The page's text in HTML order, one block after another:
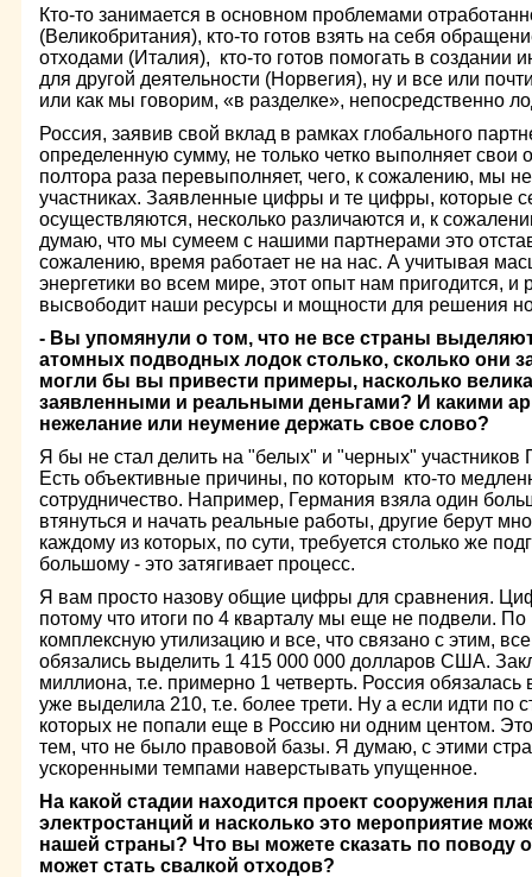
Кто-то занимается в основном проблемами
(Великобритания), кто-то готов взять на себя
отходами (Италия), кто-то готов помогать в создании
для другой деятельности (Норвегия), ну и все или
или как мы говорим, «в разделке», непосредственно
Россия, заявив свой вклад в рамках глобального
определенную сумму, не только четко выполняет свои
полтора раза перевыполняет, чего, к сожалению, мы
участниках. Заявленные цифры и те цифры, которые
осуществляются, несколько различаются и, к
думаю, что мы сумеем с нашими партнерами это
сожалению, время работает не на нас. А учитывая
энергетики во всем мире, этот опыт нам пригодится,
высвободит наши ресурсы и мощности для решения
- Вы упомянули о том, что не все страны
атомных подводных лодок столько, сколько они
могли бы вы привести примеры, насколько
заявленными и реальными деньгами? И какими
нежелание или неумение держать свое слово?
Я бы не стал делить на "белых" и "черных" участников
Есть объективные причины, по которым кто-то
сотрудничество. Например, Германия взяла один
втянуться и начать реальные работы, другие берут
каждому из которых, по сути, требуется столько же
большому - это затягивает процесс.
Я вам просто назову общие цифры для сравнения.
потому что итоги по 4 кварталу мы еще не подвели.
комплексную утилизацию и все, что связано с этим,
обязались выделить 1 415 000 000 долларов США.
миллиона, т.е. примерно 1 четверть. Россия
уже выделила 210, т.е. более трети. Ну а если идти по
которых не попали еще в Россию ни одним центом.
тем, что не было правовой базы. Я думаю, с этими
ускоренными темпами наверстывать упущенное.
На какой стадии находится проект сооружения
электростанций и насколько это мероприятие
нашей страны? Что вы можете сказать по поводу
может стать свалкой отходов?